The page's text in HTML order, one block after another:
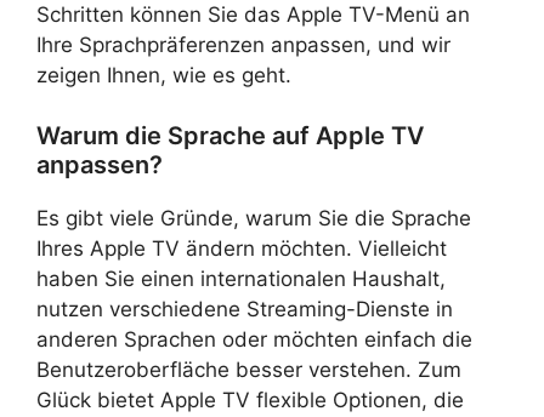
Schritten können Sie das Apple TV-Menü an
Ihre Sprachpräferenzen anpassen, und wir
zeigen Ihnen, wie es geht.
Warum die Sprache auf Apple TV
anpassen?
Es gibt viele Gründe, warum Sie die Sprache
Ihres Apple TV ändern möchten. Vielleicht
haben Sie einen internationalen Haushalt,
nutzen verschiedene Streaming-Dienste in
anderen Sprachen oder möchten einfach die
Benutzeroberfläche besser verstehen. Zum
Glück bietet Apple TV flexible Optionen, die